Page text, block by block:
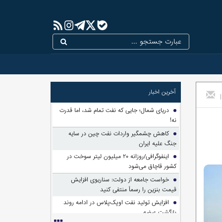
| آخرین اخبار
دریای شمال؛ جایی که نفت تمام شد، اما قدرت
نه!
کاهش چشمگیر واردات نفت چین در سایه
جنگ علیه ایران
اینفوگرافی/روزانه ۲۰ میلیون لیتر سوخت در
کشور قاچاق می‌شود
خواست جامعه از دولت: سناریوی افزایش
قیمت بنزین را رسماً منتفی کنید
افزایش تولید نفت اوپک‌پلاس در ادامه روند
بازگشت عرضه